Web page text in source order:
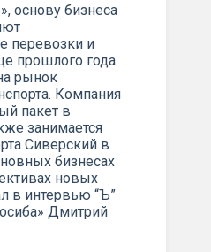
основу бизнеса
перевозки и
прошлого года
рынок
Компания
пакет в
занимается
Сиверский в
бизнесах
новых
в интервью “Ъ”
Дмитрий